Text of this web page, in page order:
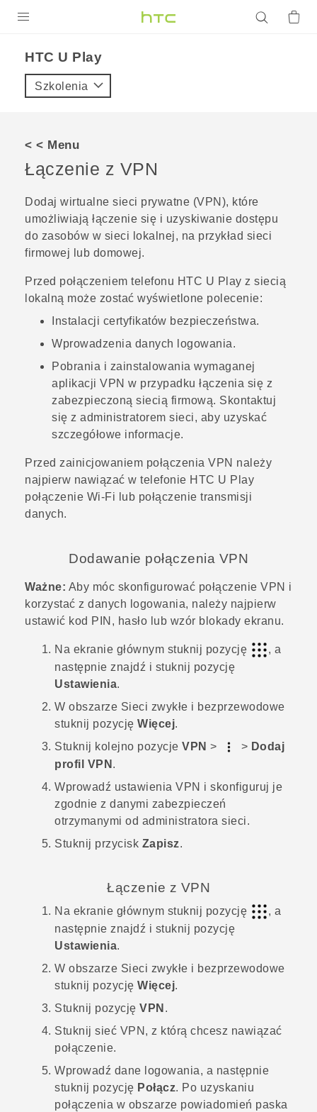
VIVE
POMOC TECHNICZNA
Urządzenia i akcesoria HTC
Zaloguj się
HTC U Play‎
Szkolenia
< < Menu
Łączenie z VPN
Dodaj wirtualne sieci prywatne (VPN), które
umożliwiają łączenie się i uzyskiwanie dostępu
do zasobów w sieci lokalnej, na przykład sieci
firmowej lub domowej.
Przed połączeniem telefonu HTC U Play z siecią
lokalną może zostać wyświetlone polecenie:
Instalacji certyfikatów bezpieczeństwa.
Wprowadzenia danych logowania.
Pobrania i zainstalowania wymaganej
aplikacji VPN w przypadku łączenia się z
zabezpieczoną siecią firmową. Skontaktuj
się z administratorem sieci, aby uzyskać
szczegółowe informacje.
Przed zainicjowaniem połączenia VPN należy
najpierw nawiązać w telefonie HTC U Play
połączenie Wi‍-Fi lub połączenie transmisji
danych.
Dodawanie połączenia VPN
Ważne: Aby móc skonfigurować połączenie VPN i
korzystać z danych logowania, należy najpierw
ustawić kod PIN, hasło lub wzór blokady ekranu.
Na ekranie głównym stuknij pozycję
, a
następnie znajdź i stuknij pozycję
Ustawienia.
W obszarze Sieci zwykłe i bezprzewodowe
stuknij pozycję Więcej.
Stuknij kolejno pozycje VPN > > Dodaj
profil VPN .
Wprowadź ustawienia VPN i skonfiguruj je
zgodnie z danymi zabezpieczeń
otrzymanymi od administratora sieci.
Stuknij przycisk Zapisz.
Łączenie z VPN
Na ekranie głównym stuknij pozycję
, a
następnie znajdź i stuknij pozycję
Ustawienia.
W obszarze Sieci zwykłe i bezprzewodowe
stuknij pozycję Więcej.
Stuknij pozycję VPN .
Stuknij sieć VPN, z którą chcesz nawiązać
połączenie.
Wprowadź dane logowania, a następnie
stuknij pozycję Połącz. Po uzyskaniu
połączenia w obszarze powiadomień paska